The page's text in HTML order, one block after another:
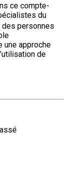
ce compte-
du
personnes
une approche
de